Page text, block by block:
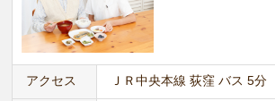
アクセス ＪＲ中央本線 荻窪 バス 5分